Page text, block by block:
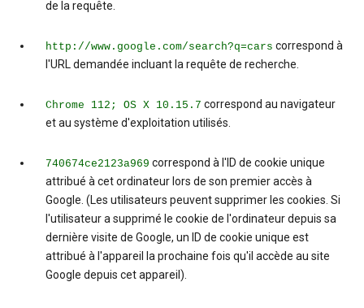
de la requête.
http://www.google.com/search?q=cars correspond à
l'URL demandée incluant la requête de recherche.
Chrome 112; OS X 10.15.7 correspond au navigateur
et au système d'exploitation utilisés.
740674ce2123a969 correspond à l'ID de cookie unique
attribué à cet ordinateur lors de son premier accès à
Google. (Les utilisateurs peuvent supprimer les cookies. Si
l'utilisateur a supprimé le cookie de l'ordinateur depuis sa
dernière visite de Google, un ID de cookie unique est
attribué à l'appareil la prochaine fois qu'il accède au site
Google depuis cet appareil).